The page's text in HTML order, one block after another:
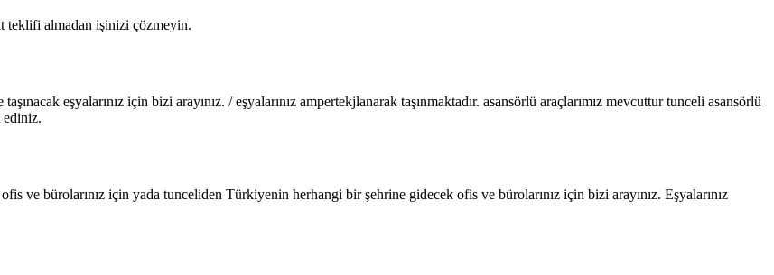
teklifi almadan işinizi çözmeyin.
eşyalarınız için bizi arayınız. / eşyalarınız ampertekjlanarak taşınmaktadır. asansörlü araçlarımız mevcuttur tunceli asansörlü
ediniz.
ve bürolarınız için yada tunceliden Türkiyenin herhangi bir şehrine gidecek ofis ve bürolarınız için bizi arayınız. Eşyalarınız